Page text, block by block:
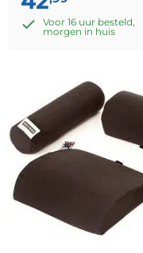
Voor 16 uur besteld,
morgen in huis